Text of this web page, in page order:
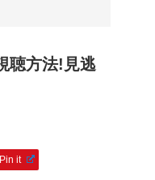
聴方法!見逃
Pin it